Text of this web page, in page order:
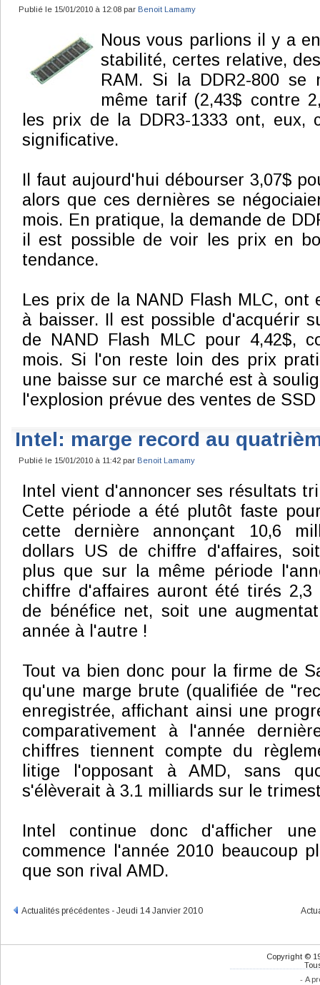
Publié le 15/01/2010 à 12:08 par Benoit Lamamy
Nous vous parlions il y a
stabilité, certes relative,
RAM. Si la DDR2-800 se
même tarif (2,43$ contre
les prix de la DDR3-1333 ont, eux,
significative.
Il faut aujourd'hui débourser 3,07$
alors que ces dernières se
mois. En pratique, la demande de
il est possible de voir les prix en
tendance.
Les prix de la NAND Flash MLC, ont
à baisser. Il est possible d'acquérir
de NAND Flash MLC pour 4,42$,
mois. Si l'on reste loin des prix
une baisse sur ce marché est à
l'explosion prévue des ventes de SSD
Intel: marge record au
Publié le 15/01/2010 à 11:42 par Benoit Lamamy
Intel vient d'annoncer ses résultats
Cette période a été plutôt faste
cette dernière annonçant 10,6
dollars US de chiffre d'affaires,
plus que sur la même période
chiffre d'affaires auront été tirés
de bénéfice net, soit une
année à l'autre !
Tout va bien donc pour la firme de
qu'une marge brute (qualifiée de
enregistrée, affichant ainsi une
comparativement à l'année
chiffres tiennent compte du
litige l'opposant à AMD, sans
s'élèverait à 3.1 milliards sur le
Intel continue donc d'afficher
commence l'année 2010 beaucoup
que son rival AMD.
Actualités précédentes - Jeudi 14 Janvier 2010
Copyright ©
- A